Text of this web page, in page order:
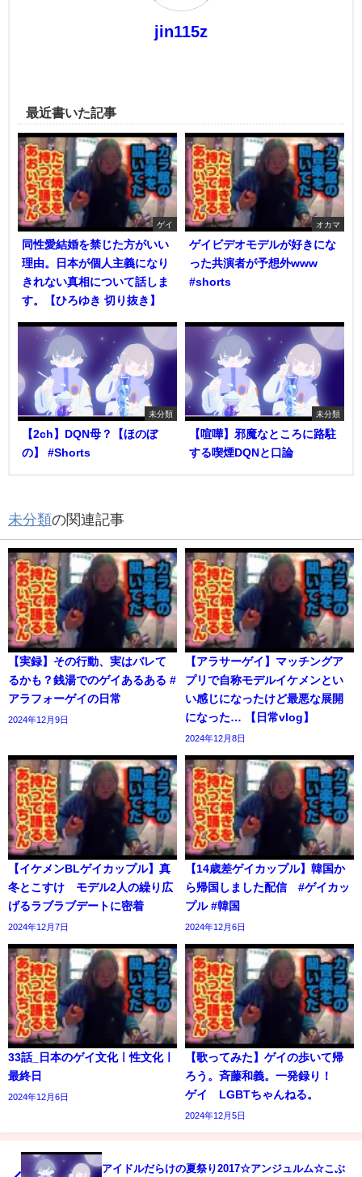
jin115z
最近書いた記事
ゲイ
同性愛結婚を禁じた方がいい
理由。日本が個人主義になり
きれない真相について話しま
す。【ひろゆき 切り抜き】
オカマ
ゲイビデオモデルが好きにな
った共演者が予想外www
#shorts
未分類
【2ch】DQN母？【ほのぼ
の】 #Shorts
未分類
【喧嘩】邪魔なところに路駐
する喫煙DQNと口論
未分類の関連記事
【実録】その行動、実はバレて
るかも？銭湯でのゲイあるある #
アラフォーゲイの日常
2024年12月9日
【アラサーゲイ】マッチングア
プリで自称モデルイケメンとい
い感じになったけど最悪な展開
になった… 【日常vlog】
2024年12月8日
【イケメンBLゲイカップル】真
冬とこすけ モデル2人の繰り広
げるラブラブデートに密着
2024年12月7日
【14歳差ゲイカップル】韓国か
ら帰国しました配信 #ゲイカッ
プル #韓国
2024年12月6日
33話_日本のゲイ文化ㅣ性文化ㅣ
最終日
2024年12月6日
【歌ってみた】ゲイの歩いて帰
ろう。斉藤和義。一発録り！
ゲイ LGBTちゃんねる。
2024年12月5日
アイドルだらけの夏祭り2017☆アンジュルム☆こぶ